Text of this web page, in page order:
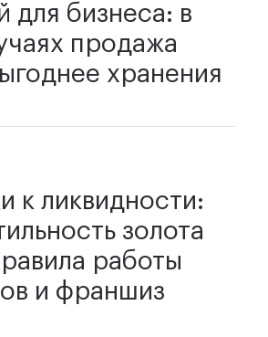
для бизнеса: в
продажа
хранения
к ликвидности:
золота
работы
и франшиз